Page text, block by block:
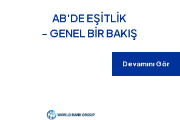
Devamını Gör
AB'DE EŞİTLİK
- GENEL BİR BAKIŞ